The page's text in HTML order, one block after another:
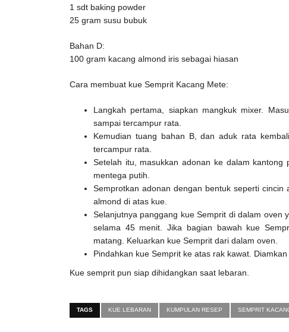
1 sdt baking powder
25 gram susu bubuk
Bahan D:
100 gram kacang almond iris sebagai hiasan
Cara membuat kue Semprit Kacang Mete:
Langkah pertama, siapkan mangkuk mixer.
sampai tercampur rata.
Kemudian tuang bahan B, dan aduk rata
tercampur rata.
Setelah itu, masukkan adonan ke dalam
mentega putih.
Semprotkan adonan dengan bentuk seperti
almond di atas kue.
Selanjutnya panggang kue Semprit di dalam oven
selama 45 menit. Jika bagian bawah kue
matang. Keluarkan kue Semprit dari dalam oven.
Pindahkan kue Semprit ke atas rak kawat.
Kue semprit pun siap dihidangkan saat lebaran.
TAGS KUE LEBARAN KUMPULAN RESEP SEMPRIT